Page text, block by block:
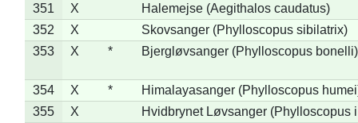
351
X
Halemejse (Aegithalos caudatus)
352
X
Skovsanger (Phylloscopus sibilatrix)
353
X * Bjergløvsanger (Phylloscopus bonelli)
354 X *
Himalayasanger (Phylloscopus
355
X
Hvidbrynet Løvsanger (Phylloscopus